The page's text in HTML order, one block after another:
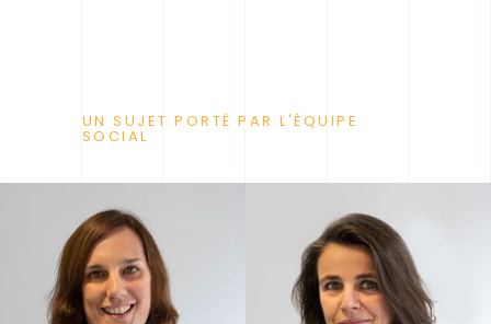
UN SUJET PORTÉ PAR L'ÉQUIPE
SOCIAL